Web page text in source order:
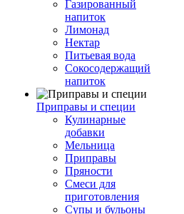
Газированный
напиток
Лимонад
Нектар
Питьевая вода
Сокосодержащий
напиток
Приправы и специи
Кулинарные
добавки
Мельница
Приправы
Пряности
Смеси для
приготовления
Супы и бульоны